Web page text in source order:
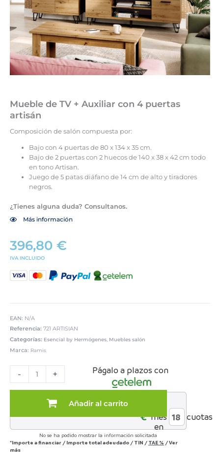
Mueble de TV + Auxiliar con 4 puertas
artisán
Composición de salón compuesta por:
Bajo con 4 puertas de 80 x 134 x 35 cm.
Bajo de 2 puertas con 2 huecos de 140 x 38 x 42 cm todo
en tono Artisan.
Juego de 5 patas diáfano de 14 cm de alto y tiradores
negros.
¿Tienes alguna duda? Consultanos.
Más información
396,80 €
IVA INCLUIDO
EAN: N/A
Referencia: 721 ARTISIAN
Categorías: Esencial by Hermógenes, Muebles salón
Marca: Ramis
-
+
4
puertas
cantidad
+
Añadir al carrito
Págalo a plazos con
€*mes
en
cuotas
No se ha podido mostrar la información solicitada
*Importe a financiar / Importe total adeudado / TIN / TAE % /Ver
más